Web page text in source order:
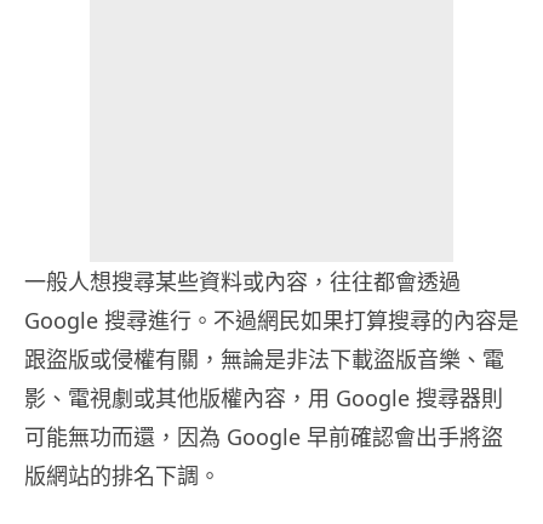
一般人想搜尋某些資料或內容，往往都會透過
Google 搜尋進行。不過網民如果打算搜尋的內容是
跟盜版或侵權有關，無論是非法下載盜版音樂、電
影、電視劇或其他版權內容，用 Google 搜尋器則
可能無功而還，因為 Google 早前確認會出手將盜
版網站的排名下調。